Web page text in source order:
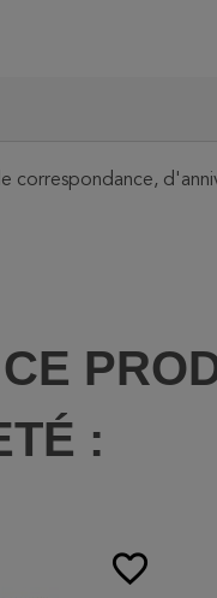
:
favorite_border